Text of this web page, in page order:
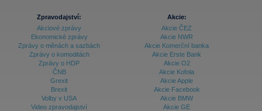
Zpravodajství:
Akciové zprávy
Ekonomické zprávy
Zprávy o měnách a sazbách
Zprávy o komoditách
Zprávy o HDP
ČNB
Grexit
Brexit
Volby v USA
Video zpravodajství
Akcie:
Akcie ČEZ
Akcie NWR
Akcie Komerční banka
Akcie Erste Bank
Akcie O2
Akcie Kofola
Akcie Apple
Akcie Facebook
Akcie BMW
Akcie GE